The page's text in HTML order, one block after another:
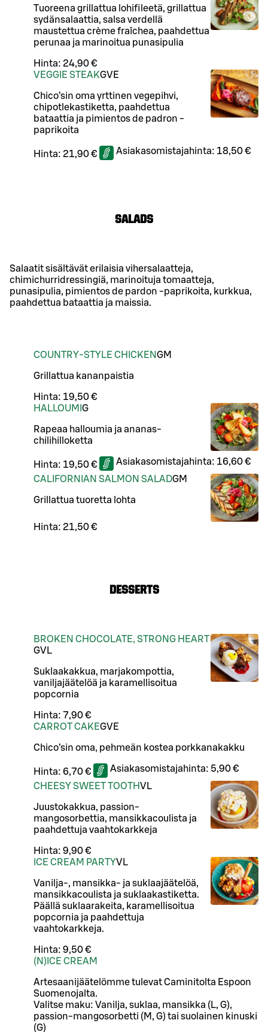
Tuoreena grillattua lohifileetä, grillattua
sydänsalaattia, salsa verdellä
maustettua crème fraîchea, paahdettua
perunaa ja marinoitua punasipulia
Hinta: 24,90 €
VEGGIE STEAKGVE
Chico’sin oma yrttinen vegepihvi,
chipotlekastiketta, paahdettua
bataattia ja pimientos de padron -
paprikoita
Hinta: 21,90 € Asiakasomistajahinta: 18,50 €
SALADS
Salaatit sisältävät erilaisia vihersalaatteja,
chimichurridressingiä, marinoituja tomaatteja,
punasipulia, pimientos de pardon -paprikoita, kurkkua,
paahdettua bataattia ja maissia.
COUNTRY-STYLE CHICKENGM
Grillattua kananpaistia
Hinta: 19,50 €
HALLOUMI G
Rapeaa halloumia ja ananas-
chilihilloketta
Hinta: 19,50 € Asiakasomistajahinta: 16,60 €
CALIFORNIAN SALMON SALADGM
Grillattua tuoretta lohta
Hinta: 21,50 €
DESSERTS
BROKEN CHOCOLATE, STRONG HEART
GVL
Suklaakakkua, marjakompottia,
vaniljajäätelöä ja karamellisoitua
popcornia
Hinta: 7,90 €
CARROT CAKEGVE
Chico’sin oma, pehmeän kostea porkkanakakku
Hinta: 6,70 € Asiakasomistajahinta: 5,90 €
CHEESY SWEET TOOTHVL
Juustokakkua, passion-
mangosorbettia, mansikkacoulista ja
paahdettuja vaahtokarkkeja
Hinta: 9,90 €
ICE CREAM PARTYVL
Vanilja-, mansikka- ja suklaajäätelöä,
mansikkacoulista ja suklaakastiketta.
Päällä suklaarakeita, karamellisoitua
popcornia ja paahdettuja
vaahtokarkkeja.
Hinta: 9,50 €
(N)ICE CREAM
Artesaanijäätelömme tulevat Caminitolta Espoon
Suomenojalta.
Valitse maku: Vanilja, suklaa, mansikka (L, G),
passion-mangosorbetti (M, G) tai suolainen kinuski
(G)